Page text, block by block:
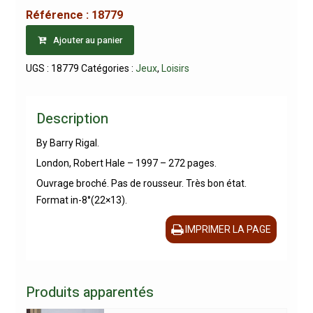
Référence : 18779
Ajouter au panier
UGS : 18779 Catégories : Jeux, Loisirs
Description
By Barry Rigal.
London, Robert Hale – 1997 – 272 pages.
Ouvrage broché. Pas de rousseur. Très bon état.
Format in-8°(22×13).
IMPRIMER LA PAGE
Produits apparentés